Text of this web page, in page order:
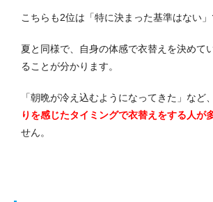
こちらも2位は「特に決まった基準はない」
夏と同様で、自身の体感で衣替えを決めて
ることが分かります。
「朝晩が冷え込むようになってきた」など、
りを感じたタイミングで衣替えをする人が
せん。